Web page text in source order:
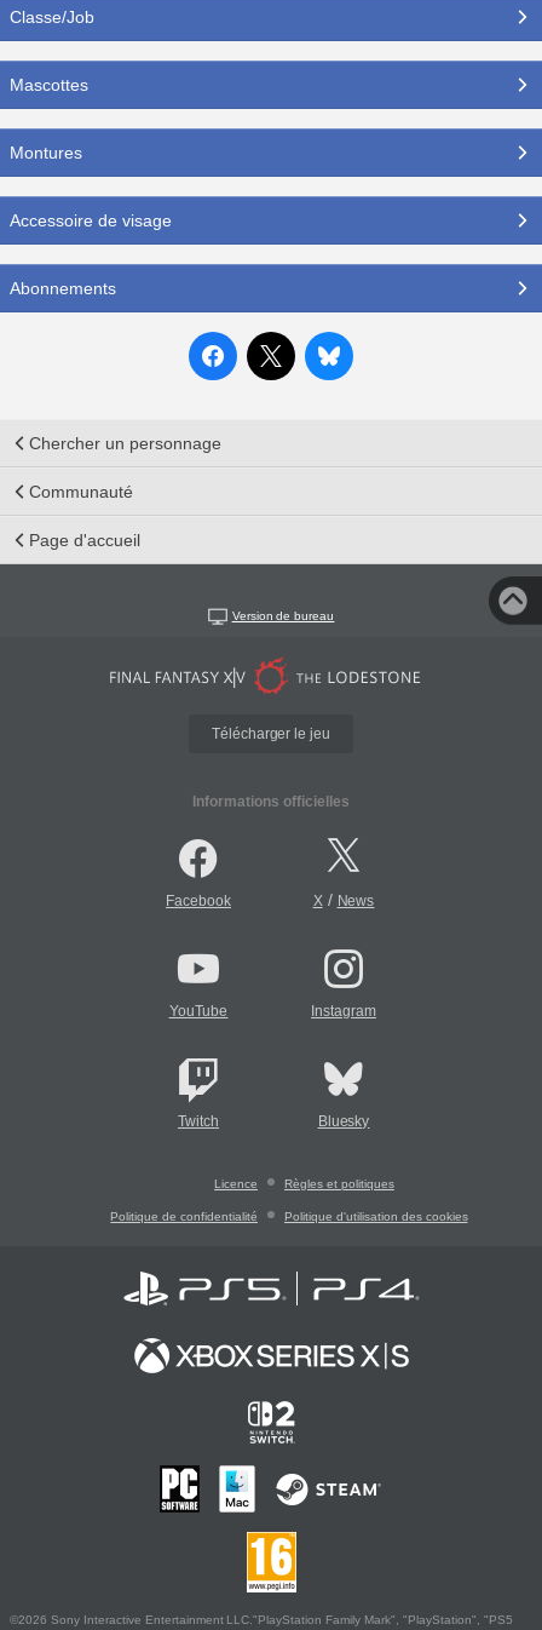
Classe/Job
Mascottes
Montures
Accessoire de visage
Abonnements
Chercher un personnage
Communauté
Page d'accueil
Version de bureau
Télécharger le jeu
Informations officielles
Facebook X/ News
YouTube Instagram
Twitch Bluesky
Licence Règles et politiques
Politique de confidentialité Politique d'utilisation des cookies
©2026 Sony Interactive Entertainment LLC."PlayStation Family Mark", "PlayStation", "PS5